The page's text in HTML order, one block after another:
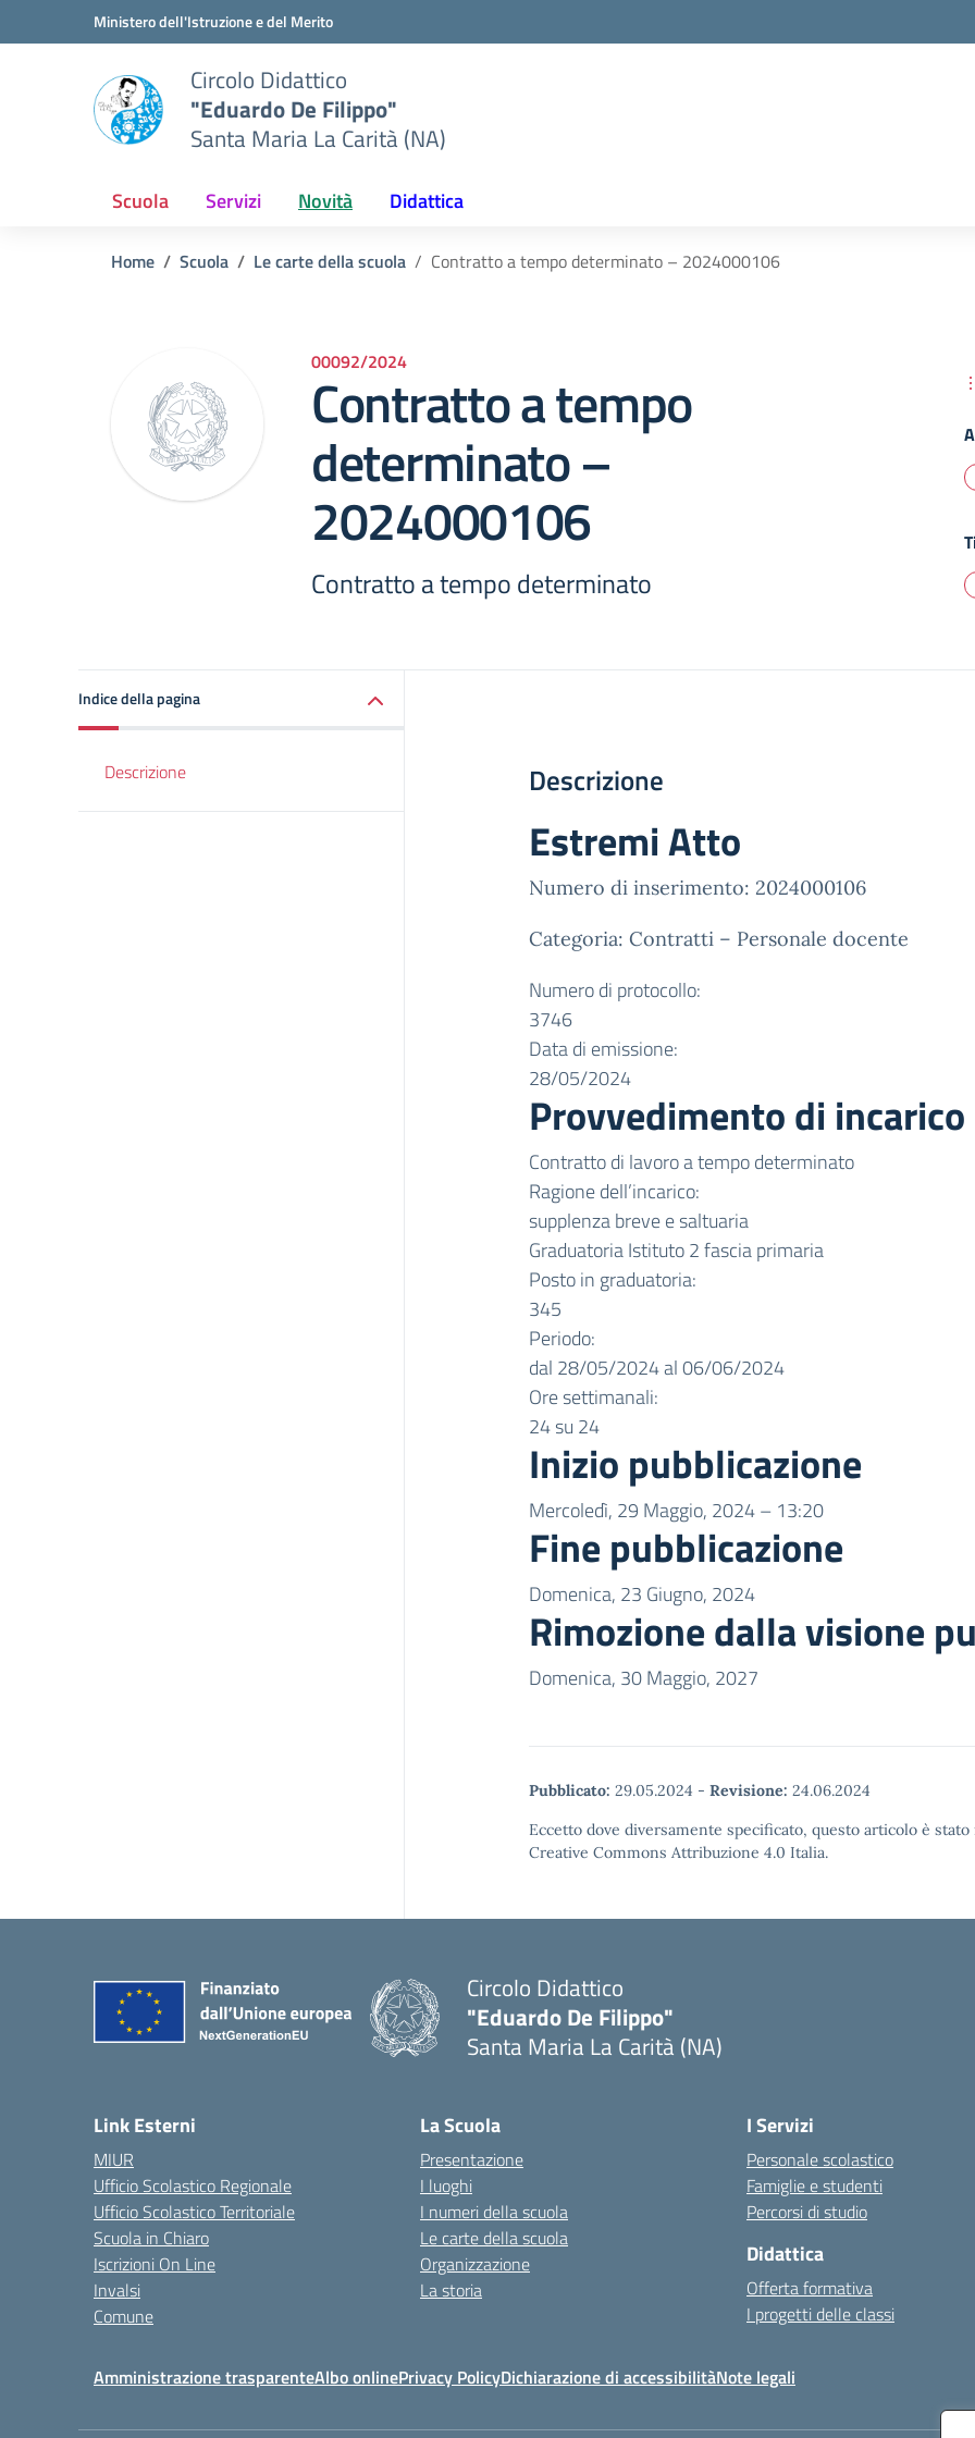
Vai ai contenuti
Vai al menu di navigazioneMinistero dell'Istruzione e del Merito
Circolo Didattico
"Eduardo De Filippo"
Santa Maria La Carità (NA)
Scuola Servizi Novità Didattica
Home Scuola Le carte della scuola Contratto a tempo determinato – 2024000106
00092/2024
Contratto a tempo
determinato –
2024000106
Contratto a tempo determinato
Indice della pagina
Descrizione Descrizione
Estremi Atto
Numero di inserimento: 2024000106
Categoria: Contratti – Personale docente
Numero di protocollo:
3746
Data di emissione:
28/05/2024
Provvedimento di incarico
Contratto di lavoro a tempo determinato
Ragione dell’incarico:
supplenza breve e saltuaria
Graduatoria Istituto 2 fascia primaria
Posto in graduatoria:
345
Periodo:
dal 28/05/2024 al 06/06/2024
Ore settimanali:
24 su 24
Inizio pubblicazione
Mercoledì, 29 Maggio, 2024 – 13:20
Fine pubblicazione
Domenica, 23 Giugno, 2024
Rimozione dalla visione
Domenica, 30 Maggio, 2027
Pubblicato: 29.05.2024 - Revisione: 24.06.2024
Eccetto dove diversamente specificato, questo articolo è
Creative Commons Attribuzione 4.0 Italia.
Circolo Didattico
"Eduardo De Filippo"
Santa Maria La Carità (NA)
Link Esterni
MIUR
Ufficio Scolastico Regionale
Ufficio Scolastico Territoriale
Scuola in Chiaro
Iscrizioni On Line
Invalsi
Comune
La Scuola
Presentazione
I luoghi
I numeri della scuola
Le carte della scuola
Organizzazione
La storia
I Servizi
Personale scolastico
Famiglie e studenti
Percorsi di studio
Didattica
Offerta formativa
I progetti delle classi
Amministrazione trasparenteAlbo onlinePrivacy PolicyDichiarazione di accessibilitàNote legali